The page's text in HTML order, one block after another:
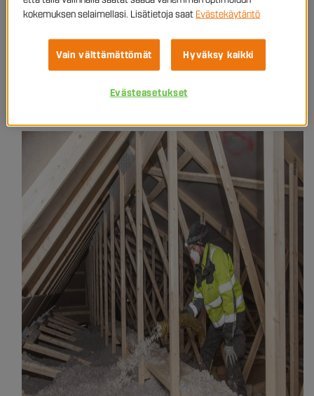
rakennusalan tuotteita ja palveluita asiakkailleen ja
kumppaneilleen. EcoUpin tarjoamien ratkaisujen lähtökohtana ovat
Haasteet sesonkityöntekijöiden
kokemuksen selaimellasi. Lisätietoja saat Evästekäytäntö
Vain välttämättömät Hyväksy kaikki
Evästeasetukset